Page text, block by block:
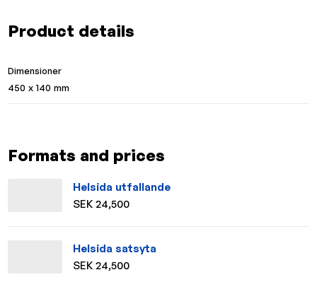
Product details
Dimensioner
450 x 140 mm
Formats and prices
Helsida utfallande
SEK 24,500
Helsida satsyta
SEK 24,500